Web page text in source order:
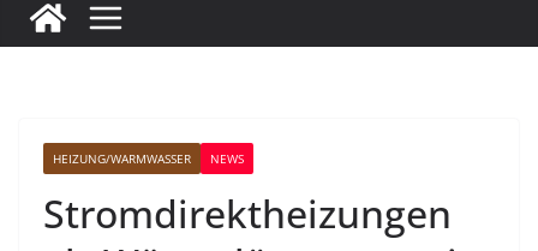
HEIZUNG/WARMWASSER NEWS
Stromdirektheizungen